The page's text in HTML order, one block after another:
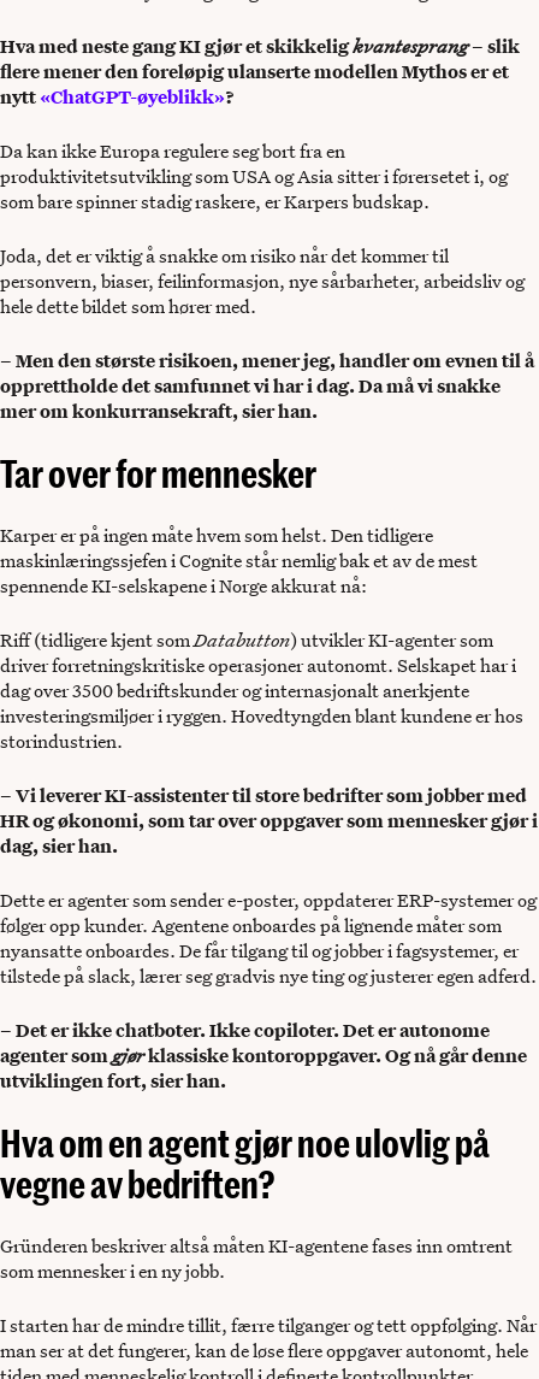
Hva med neste gang KI gjør et skikkeligkvantesprang– slik
flere mener den foreløpig ulanserte modellen Mythos er et
nytt«ChatGPT-øyeblikk»?
Da kan ikke Europa regulere seg bort fra en
produktivitetsutvikling som USA og Asia sitter i førersetet i, og
som bare spinner stadig raskere, er Karpers budskap.
Joda, det er viktig å snakke om risiko når det kommer til
personvern, biaser, feilinformasjon, nye sårbarheter, arbeidsliv og
hele dette bildet som hører med.
– Men den største risikoen, mener jeg, handler om evnen til å
opprettholde det samfunnet vi har i dag. Da må vi snakke
mer om konkurransekraft, sier han.
Tar over for mennesker
Karper er på ingen måte hvem som helst. Den tidligere
maskinlæringssjefen i Cognite står nemlig bak et av de mest
spennende KI-selskapene i Norge akkurat nå:
Riff (tidligere kjent somDatabutton) utvikler KI-agenter som
driver forretningskritiske operasjoner autonomt. Selskapet har i
dag over 3500 bedriftskunder og internasjonalt anerkjente
investeringsmiljøer i ryggen. Hovedtyngden blant kundene er hos
storindustrien.
– Vi leverer KI-assistenter til store bedrifter som jobber med
HR og økonomi, som tar over oppgaver som mennesker gjør i
dag, sier han.
Dette er agenter som sender e-poster, oppdaterer ERP-systemer og
følger opp kunder. Agentene onboardes på lignende måter som
nyansatte onboardes. De får tilgang til og jobber i fagsystemer, er
tilstede på slack, lærer seg gradvis nye ting og justerer egen adferd.
– Det er ikke chatboter. Ikke copiloter. Det er autonome
agenter somgjørklassiske kontoroppgaver. Og nå går denne
utviklingen fort, sier han.
Hva om en agent gjør noe ulovlig på
vegne av bedriften?
Gründeren beskriver altså måten KI-agentene fases inn omtrent
som mennesker i en ny jobb.
I starten har de mindre tillit, færre tilganger og tett oppfølging. Når
man ser at det fungerer, kan de løse flere oppgaver autonomt, hele